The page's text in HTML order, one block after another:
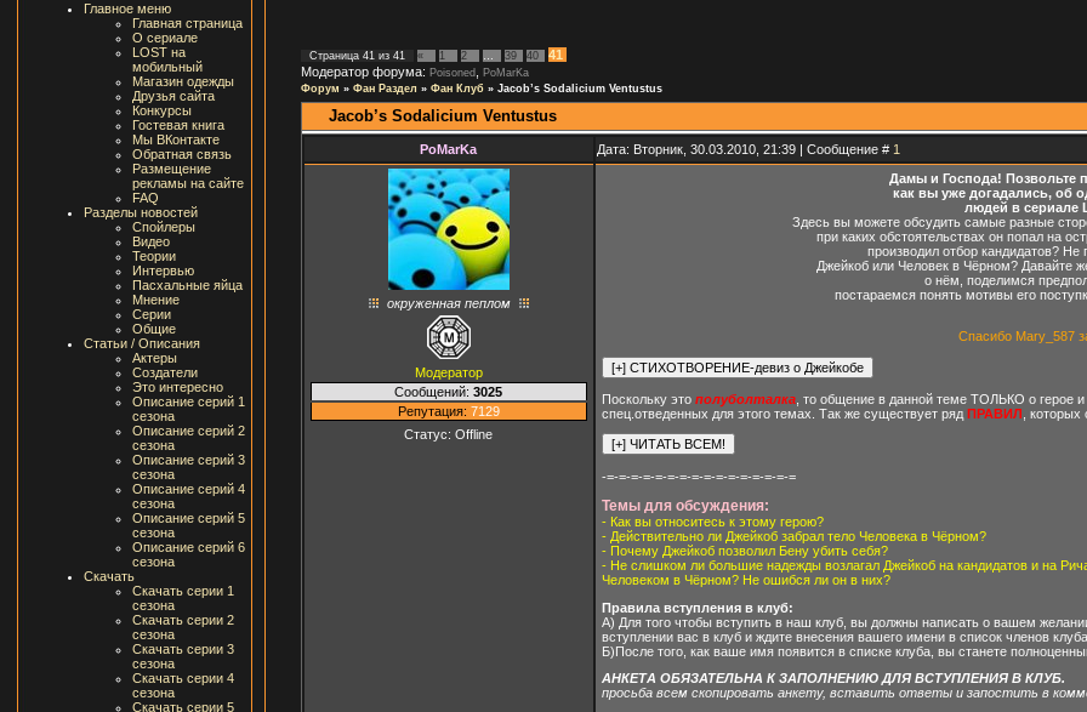
Главное меню
Главная страница
О сериале
LOST на
мобильный
Магазин одежды
Друзья сайта
Конкурсы
Гостевая книга
Мы ВКонтакте
Обратная связь
Размещение
рекламы на сайте
FAQ
Разделы новостей
Спойлеры
Видео
Теории
Интервью
Пасхальные яйца
Мнение
Серии
Общие
Статьи / Описания
Актеры
Создатели
Это интересно
Описание серий 1
сезона
Описание серий 2
сезона
Описание серий 3
сезона
Описание серий 4
сезона
Описание серий 5
сезона
Описание серий 6
сезона
Скачать
Скачать серии 1
сезона
Скачать серии 2
сезона
Скачать серии 3
сезона
Скачать серии 4
сезона
Скачать серии 5
Страница 41 из 41 « 1 2 39 40
41
Модератор форума: Poisoned,
PoMarKa
Форум » Фан Раздел » Фан Клуб » Jacob’s Sodalicium Ventustus
Jacob’s Sodalicium Ventustus
PoMarKa Дата: Вторник, 30.03.2010, 21:39 | Сообщение # 1
окруженная пеплом
Модератор
Сообщений: 3025
Репутация: 7129
Статус: Offline
Дамы и Господа! Позвольте
как вы уже догадались, об
людей в сериале
Здесь вы можете обсудить самые разные
при каких обстоятельствах он попал на
производил отбор кандидатов? Не
Джейкоб или Человек в Чёрном? Давайте
о нём, поделимся
постараемся понять мотивы его
Спасибо Mary_587
Поскольку это полуболталка, то общение в данной теме ТОЛЬКО о герое и
спец.отведенных для этого темах. Так же существует ряд ПРАВИЛ ,
-=-=-=-=-=-=-=-=-=-=-=-=-=-=-=-=
Темы для обсуждения:
- Как вы относитесь к этому герою?
- Действительно ли Джейкоб забрал тело Человека в Чёрном?
- Почему Джейкоб позволил Бену убить себя?
- Не слишком ли большие надежды возлагал Джейкоб на кандидатов и на
Человеком в Чёрном? Не ошибся ли он в них?
Правила вступления в клуб:
А) Для того чтобы вступить в наш клуб, вы должны написать о вашем
вступлении вас в клуб и ждите внесения вашего имени в список членов клуба.
Б)После того, как ваше имя появится в списке клуба, вы станете
АНКЕТА ОБЯЗАТЕЛЬНА К ЗАПОЛНЕНИЮ ДЛЯ ВСТУПЛЕНИЯ В КЛУБ.
просьба всем скопировать анкету, вставить ответы и запостить в